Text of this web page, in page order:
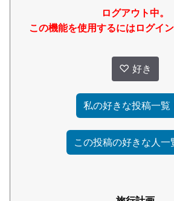
ログアウト中。
この機能を使用するにはログイン
♡ 好き
私の好きな投稿一覧
この投稿の好きな人一